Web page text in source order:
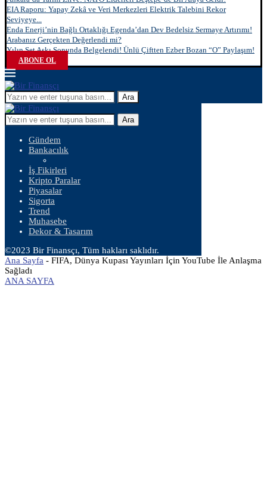
EIA Raporu: Yapay Zekâ ve Veri Merkezleri Elektrik Talebini Rekor
Seviyeye...
Enda Enerji’nin Bağlı Ortaklığı Egenda’dan Dev Bedelsiz Sermaye Artırımı!
Arabanız Gerçekten Değerlendi mi?
Yılın Set Aşkı Sonunda Belgelendi! Ünlü Çiftten Ezber Bozan “O” Paylaşım!
ABONE OL
Ara
Ara
Gündem
Bankacılık
İş Fikirleri
Kripto Paralar
Piyasalar
Sigorta
Trend
Muhasebe
Dekor & Tasarım
©2023 Bir Finansçı, Tüm hakları saklıdır.
Ana Sayfa - FIFA, Dünya Kupası Yayınları İçin YouTube İle Anlaşma
Sağladı
ANA SAYFA